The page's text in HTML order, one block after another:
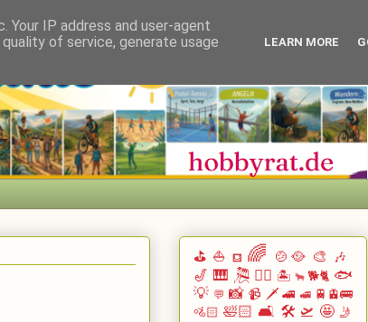
⛳ ⛵ ⛾ 🌈 🍲🥘 🎨 🎶
🎷 🎹 🎘 🏄🏽 🏝️ 🐂 🐕🐈 🐟
💡 💬 📸 📹 🗡️ 🚄 🚅 🚆🚊🚌
🚵🏻 🛀🏻 🛋️ 🛠️ 🛫 🤩 🤳
IP address and user-agent
of service, generate usage
LEARN MORE